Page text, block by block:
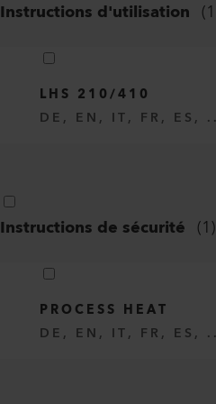
Instructions d'utilisation (1
LHS 210/410
DE, EN, IT, FR, ES,
Instructions de sécurité (1)
PROCESS HEAT
DE, EN, IT, FR, ES,